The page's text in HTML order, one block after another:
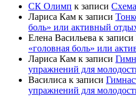
СК Олимп к записи
Лариса Кам к записи
боль» или активный
Елена Васильева к записи
«головная боль» или
Лариса Кам к записи
упражнений для
Василиса к записи
упражнений для